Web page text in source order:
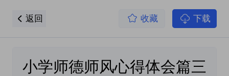
返回 收藏 下载
小学师德师风心得体会篇三